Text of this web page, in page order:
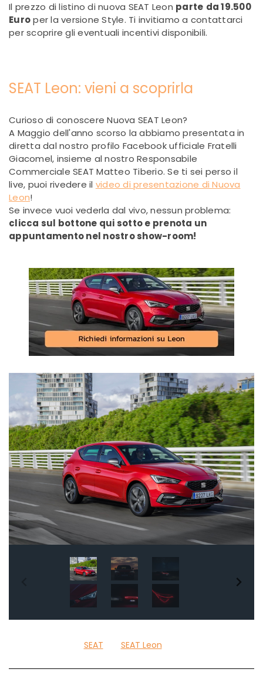
Il prezzo di listino di nuova SEAT Leon parte da 19.500
Europer la versione Style. Ti invitiamo a contattarci
per scoprire gli eventuali incentivi disponibili.
SEAT Leon: vieni a scoprirla
Curioso di conoscere Nuova SEAT Leon?
A Maggio dell'anno scorso la abbiamo presentata in
diretta dal nostro profilo Facebook ufficiale Fratelli
Giacomel, insieme al nostro Responsabile
Commerciale SEAT Matteo Tiberio. Se ti sei perso il
live, puoi rivedere il video di presentazione di Nuova
Leon!
Se invece vuoi vederla dal vivo, nessun problema:
clicca sul bottone qui sotto e prenota un
appuntamento nel nostro show-room!
SEAT SEAT Leon